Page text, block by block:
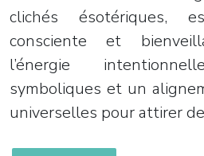
clichés ésotériques,
consciente et
l’énergie
symboliques et un
universelles pour attirer